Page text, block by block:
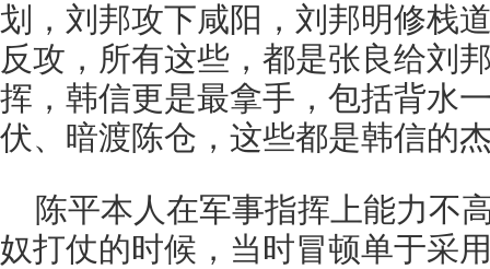
划，刘邦攻下咸阳，刘邦明修栈
反攻，所有这些，都是张良给刘
挥，韩信更是最拿手，包括背水
伏、暗渡陈仓，这些都是韩信的
陈平本人在军事指挥上能力不
奴打仗的时候，当时冒顿单于采